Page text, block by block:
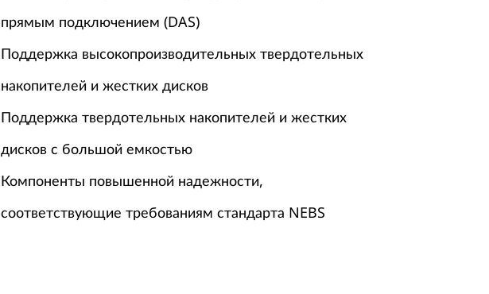
прямым подключением (DAS)
Поддержка высокопроизводительных твердотельных
накопителей и жестких дисков
Поддержка твердотельных накопителей и жестких
дисков с большой емкостью
Компоненты повышенной надежности,
соответствующие требованиям стандарта NEBS